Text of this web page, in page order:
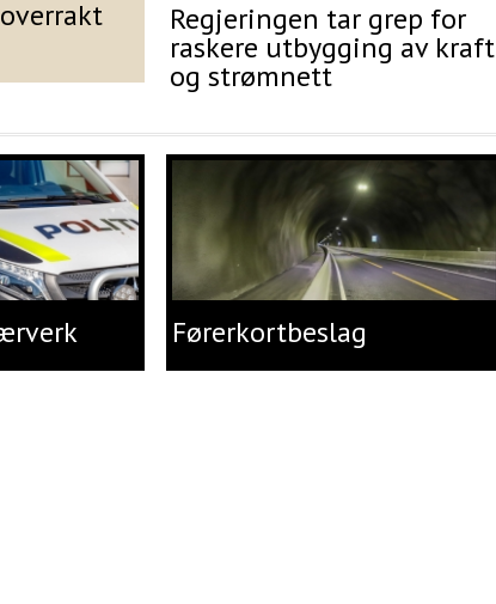
Regjeringen tar grep for
raskere utbygging av kraft
og strømnett
Førerkortbeslag